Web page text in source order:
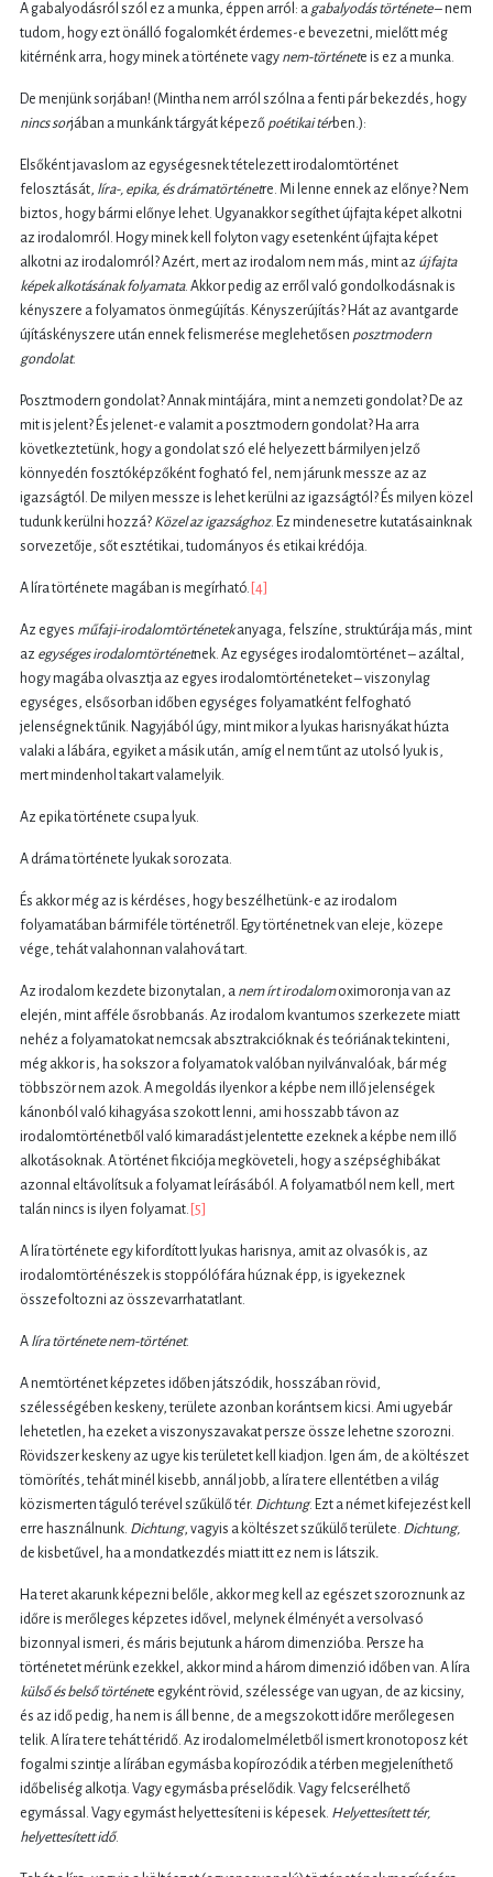
A gabalyodásról szól ez a munka, éppen arról: a gabalyodás története– nem
tudom, hogy ezt önálló fogalomkét érdemes-e bevezetni, mielőtt még
kitérnénk arra, hogy minek a története vagy nem-története is ez a munka.
De menjünk sorjában! (Mintha nem arról szólna a fenti pár bekezdés, hogy
nincs sorjában a munkánk tárgyát képező poétikai térben.):
Elsőként javaslom az egységesnek tételezett irodalomtörténet
felosztását, líra-, epika, és drámatörténetre. Mi lenne ennek az előnye? Nem
biztos, hogy bármi előnye lehet. Ugyanakkor segíthet újfajta képet alkotni
az irodalomról. Hogy minek kell folyton vagy esetenként újfajta képet
alkotni az irodalomról? Azért, mert az irodalom nem más, mint az újfajta
képek alkotásának folyamata. Akkor pedig az erről való gondolkodásnak is
kényszere a folyamatos önmegújítás. Kényszerújítás? Hát az avantgarde
újításkényszere után ennek felismerése meglehetősen posztmodern
gondolat.
Posztmodern gondolat? Annak mintájára, mint a nemzeti gondolat? De az
mit is jelent? És jelenet-e valamit a posztmodern gondolat? Ha arra
következtetünk, hogy a gondolat szó elé helyezett bármilyen jelző
könnyedén fosztóképzőként fogható fel, nem járunk messze az az
igazságtól. De milyen messze is lehet kerülni az igazságtól? És milyen közel
tudunk kerülni hozzá? Közel az igazsághoz. Ez mindenesetre kutatásainknak
sorvezetője, sőt esztétikai, tudományos és etikai krédója.
A líra története magában is megírható. [4]
Az egyes műfaji-irodalomtörténetekanyaga, felszíne, struktúrája más, mint
az egységes irodalomtörténetnek. Az egységes irodalomtörténet – azáltal,
hogy magába olvasztja az egyes irodalomtörténeteket – viszonylag
egységes, elsősorban időben egységes folyamatként felfogható
jelenségnek tűnik. Nagyjából úgy, mint mikor a lyukas harisnyákat húzta
valaki a lábára, egyiket a másik után, amíg el nem tűnt az utolsó lyuk is,
mert mindenhol takart valamelyik.
Az epika története csupa lyuk.
A dráma története lyukak sorozata.
És akkor még az is kérdéses, hogy beszélhetünk-e az irodalom
folyamatában bármiféle történetről. Egy történetnek van eleje, közepe
vége, tehát valahonnan valahová tart.
Az irodalom kezdete bizonytalan, a nem írt irodalomoximoronja van az
elején, mint afféle ősrobbanás. Az irodalom kvantumos szerkezete miatt
nehéz a folyamatokat nemcsak absztrakcióknak és teóriának tekinteni,
még akkor is, ha sokszor a folyamatok valóban nyilvánvalóak, bár még
többször nem azok. A megoldás ilyenkor a képbe nem illő jelenségek
kánonból való kihagyása szokott lenni, ami hosszabb távon az
irodalomtörténetből való kimaradást jelentette ezeknek a képbe nem illő
alkotásoknak. A történet fikciója megköveteli, hogy a szépséghibákat
azonnal eltávolítsuk a folyamat leírásából. A folyamatból nem kell, mert
talán nincs is ilyen folyamat. [5]
A líra története egy kifordított lyukas harisnya, amit az olvasók is, az
irodalomtörténészek is stoppólófára húznak épp, is igyekeznek
összefoltozni az összevarrhatatlant.
A líra története nem-történet.
A nemtörténet képzetes időben játszódik, hosszában rövid,
szélességében keskeny, területe azonban korántsem kicsi. Ami ugyebár
lehetetlen, ha ezeket a viszonyszavakat persze össze lehetne szorozni.
Rövidszer keskeny az ugye kis területet kell kiadjon. Igen ám, de a költészet
tömörítés, tehát minél kisebb, annál jobb, a líra tere ellentétben a világ
közismerten táguló terével szűkülő tér. Dichtung. Ezt a német kifejezést kell
erre használnunk. Dichtung, vagyis a költészet szűkülő területe. Dichtung,
de kisbetűvel, ha a mondatkezdés miatt itt ez nem is látszik.
Ha teret akarunk képezni belőle, akkor meg kell az egészet szoroznunk az
időre is merőleges képzetes idővel, melynek élményét a versolvasó
bizonnyal ismeri, és máris bejutunk a három dimenzióba. Persze ha
történetet mérünk ezekkel, akkor mind a három dimenzió időben van. A líra
külső és belső története egyként rövid, szélessége van ugyan, de az kicsiny,
és az idő pedig, ha nem is áll benne, de a megszokott időre merőlegesen
telik. A líra tere tehát téridő. Az irodalomelméletből ismert kronotoposz két
fogalmi szintje a lírában egymásba kopírozódik a térben megjeleníthető
időbeliség alkotja. Vagy egymásba préselődik. Vagy felcserélhető
egymással. Vagy egymást helyettesíteni is képesek. Helyettesített tér,
helyettesített idő.